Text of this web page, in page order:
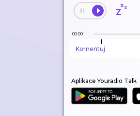
00:00
Komentuj
Aplikace Youradio Talk